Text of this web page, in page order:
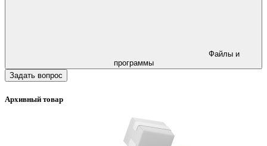
программы
Задать вопрос
Архивный товар